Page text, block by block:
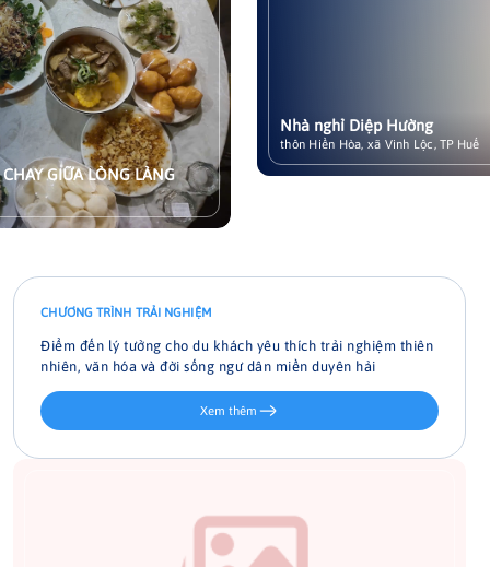
Nhà nghỉ Diệp Hường
thôn Hiền Hòa, xã Vinh Lộc, TP Huế
Xem chi tiết
CHƯƠNG TRÌNH TRẢI NGHIỆM
Điểm đến lý tưởng cho du khách yêu thích trải nghiệm thiên
nhiên, văn hóa và đời sống ngư dân miền duyên hải
Xem thêm
Một chiếc xe đạp, một chiếc nón lá và một trái tim rộng mở là
tất cả những gì bạn cần để bắt đầu hành trình khám phá làng
quê xã Vinh Lộc. Trải nghiệm này mang lại một nhịp điệu chậm